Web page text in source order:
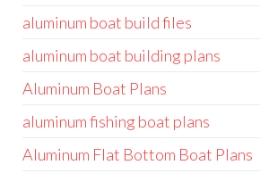
aluminum boat build files
aluminum boat building plans
Aluminum Boat Plans
aluminum fishing boat plans
Aluminum Flat Bottom Boat Plans